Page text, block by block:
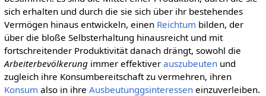
sich erhalten und durch die sie sich über ihr bestehendes
Vermögen hinaus entwickeln, einen Reichtum bilden, der
über die bloße Selbsterhaltung hinausreicht und mit
fortschreitender Produktivität danach drängt, sowohl die
Arbeiterbevölkerungimmer effektiver auszubeutenund
zugleich ihre Konsumbereitschaft zu vermehren, ihren
Konsum also in ihre Ausbeutunggsinteresseneinzuverleiben.